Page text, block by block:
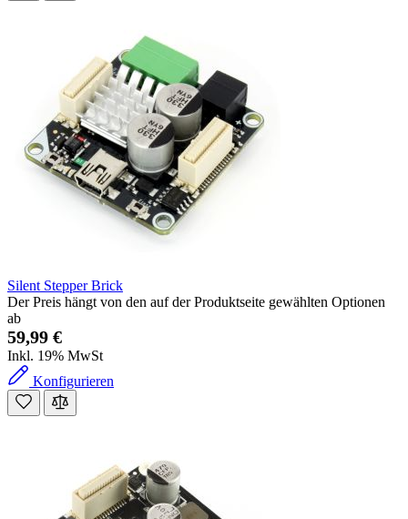
Silent Stepper Brick
Der Preis hängt von den auf der Produktseite gewählten Optionen
ab
59,99 €
Inkl. 19% MwSt
Konfigurieren